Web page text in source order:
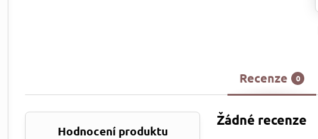
Recenze 0
Hodnocení produktu
Žádné recenze